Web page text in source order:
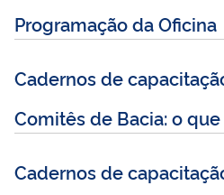
Programação da Oficina
Cadernos de
Comitês de Bacia: o
Cadernos de